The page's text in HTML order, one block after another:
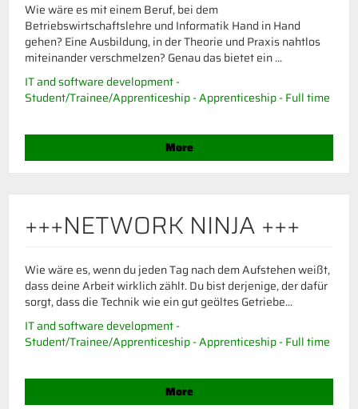
Wie wäre es mit einem Beruf, bei dem
Betriebswirtschaftslehre und Informatik Hand in Hand
gehen? Eine Ausbildung, in der Theorie und Praxis nahtlos
miteinander verschmelzen? Genau das bietet ein ...
IT and software development -
Student/Trainee/Apprenticeship - Apprenticeship - Full time
More
+++NETWORK NINJA +++
Wie wäre es, wenn du jeden Tag nach dem Aufstehen weißt,
dass deine Arbeit wirklich zählt. Du bist derjenige, der dafür
sorgt, dass die Technik wie ein gut geöltes Getriebe...
IT and software development -
Student/Trainee/Apprenticeship - Apprenticeship - Full time
More